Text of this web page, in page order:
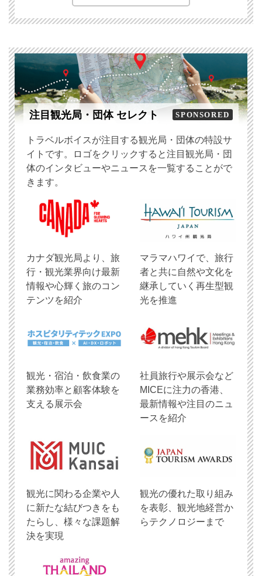
注目観光局・団体 セレクト SPONSORED
トラベルボイスが注目する観光局・団体の特設サ
イトです。ロゴをクリックすると注目観光局・団
体のインタビューやニュースを一覧することがで
きます。
​カナダ観光局より、旅
行・観光業界向け最新
情報や心輝く旅のコン
テンツを紹介
マラマハワイで、旅行
者と共に自然や文化を
継承していく再生型観
光を推進
観光・宿泊・飲食業の
業務効率と顧客体験を
支える展示会
社員旅行や展示会など
MICEに注力の香港、
最新情報や注目のニュ
ースを紹介
観光に関わる企業や人
に新たな結びつきをも
たらし、様々な課題解
決を実現
観光の優れた取り組み
を表彰、観光地経営か
らテクノロジーまで